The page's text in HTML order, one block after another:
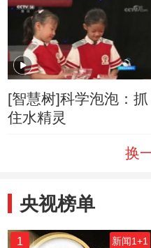
[智慧树]科学泡泡：抓
住水精灵
换
央视榜单
1 新闻1+1